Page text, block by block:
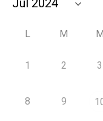
L M M
1 2 3
8 9